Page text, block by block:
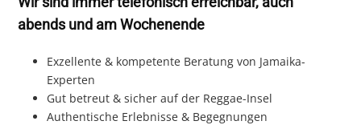
abends und am Wochenende
Exzellente & kompetente Beratung von Jamaika-
Experten
Gut betreut & sicher auf der Reggae-Insel
Authentische Erlebnisse & Begegnungen